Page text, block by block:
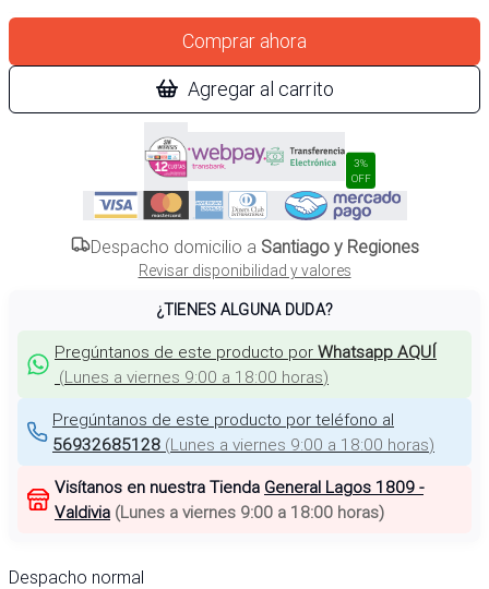
Comprar ahora
Agregar al carrito
3%
OFF
Despacho domicilio a Santiago y Regiones
Revisar disponibilidad y valores
¿TIENES ALGUNA DUDA?
Pregúntanos de este producto por Whatsapp AQUÍ
(Lunes a viernes 9:00 a 18:00 horas)
Pregúntanos de este producto por teléfono al
56932685128 (Lunes a viernes 9:00 a 18:00 horas)
Visítanos en nuestra Tienda General Lagos 1809 -
Valdivia (Lunes a viernes 9:00 a 18:00 horas)
Despacho normal